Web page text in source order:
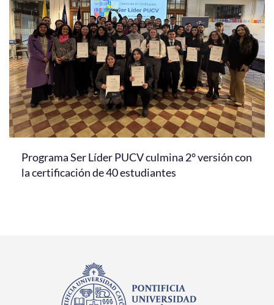
Programa Ser Líder PUCV culmina 2° versión con
la certificación de 40 estudiantes